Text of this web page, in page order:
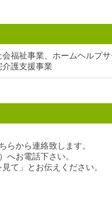
福祉事業、ホームヘルプ
介護支援事業
らから連絡致します。
へお電話下さい。
て」とお伝えください。